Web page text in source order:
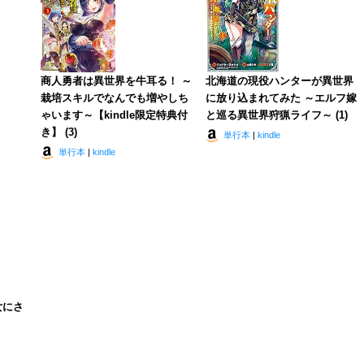
商人勇者は異世界を牛耳る！ ～
栽培スキルでなんでも増やしち
ゃいます～【kindle限定特典付
き】 (3)
単行本 kindle
北海道の現役ハンターが異世界
に放り込まれてみた ～エルフ嫁
と巡る異世界狩猟ライフ～ (1)
単行本 kindle
さ